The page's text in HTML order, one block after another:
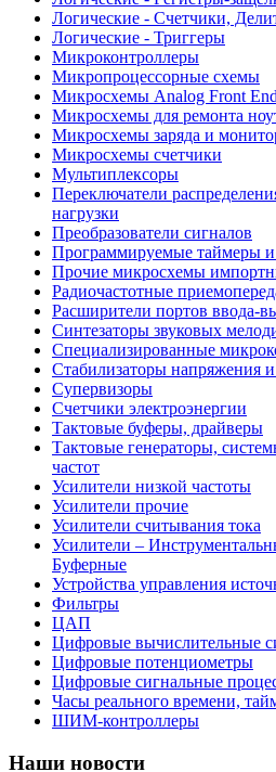
Логические - Счетчики,
Логические - Триггеры
Микроконтроллеры
Микропроцессорные схемы
Микросхемы Analog Front
Микросхемы для ремонта
Микросхемы заряда и
Микросхемы счетчики
Мультиплексоры
Переключатели
нагрузки
Преобразователи сигналов
Программируемые таймеры и
Прочие микросхемы
Радиочастотные
Расширители портов ввода-
Синтезаторы звуковых
Специализированные
Стабилизаторы напряжения и
Супервизоры
Счетчики электроэнергии
Тактовые буферы, драйверы
Тактовые генераторы,
частот
Усилители низкой частоты
Усилители прочие
Усилители считывания тока
Усилители –
Буферные
Устройства управления
Фильтры
ЦАП
Цифровые вычислительные
Цифровые потенциометры
Цифровые сигнальные
Часы реального времени,
ШИМ-контроллеры
Наши новости